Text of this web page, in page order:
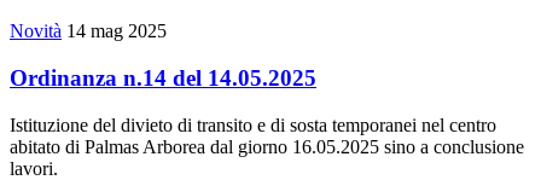
Novità 14 mag 2025
Ordinanza n.14 del 14.05.2025
Istituzione del divieto di transito e di sosta temporanei nel centro
abitato di Palmas Arborea dal giorno 16.05.2025 sino a conclusione
lavori.